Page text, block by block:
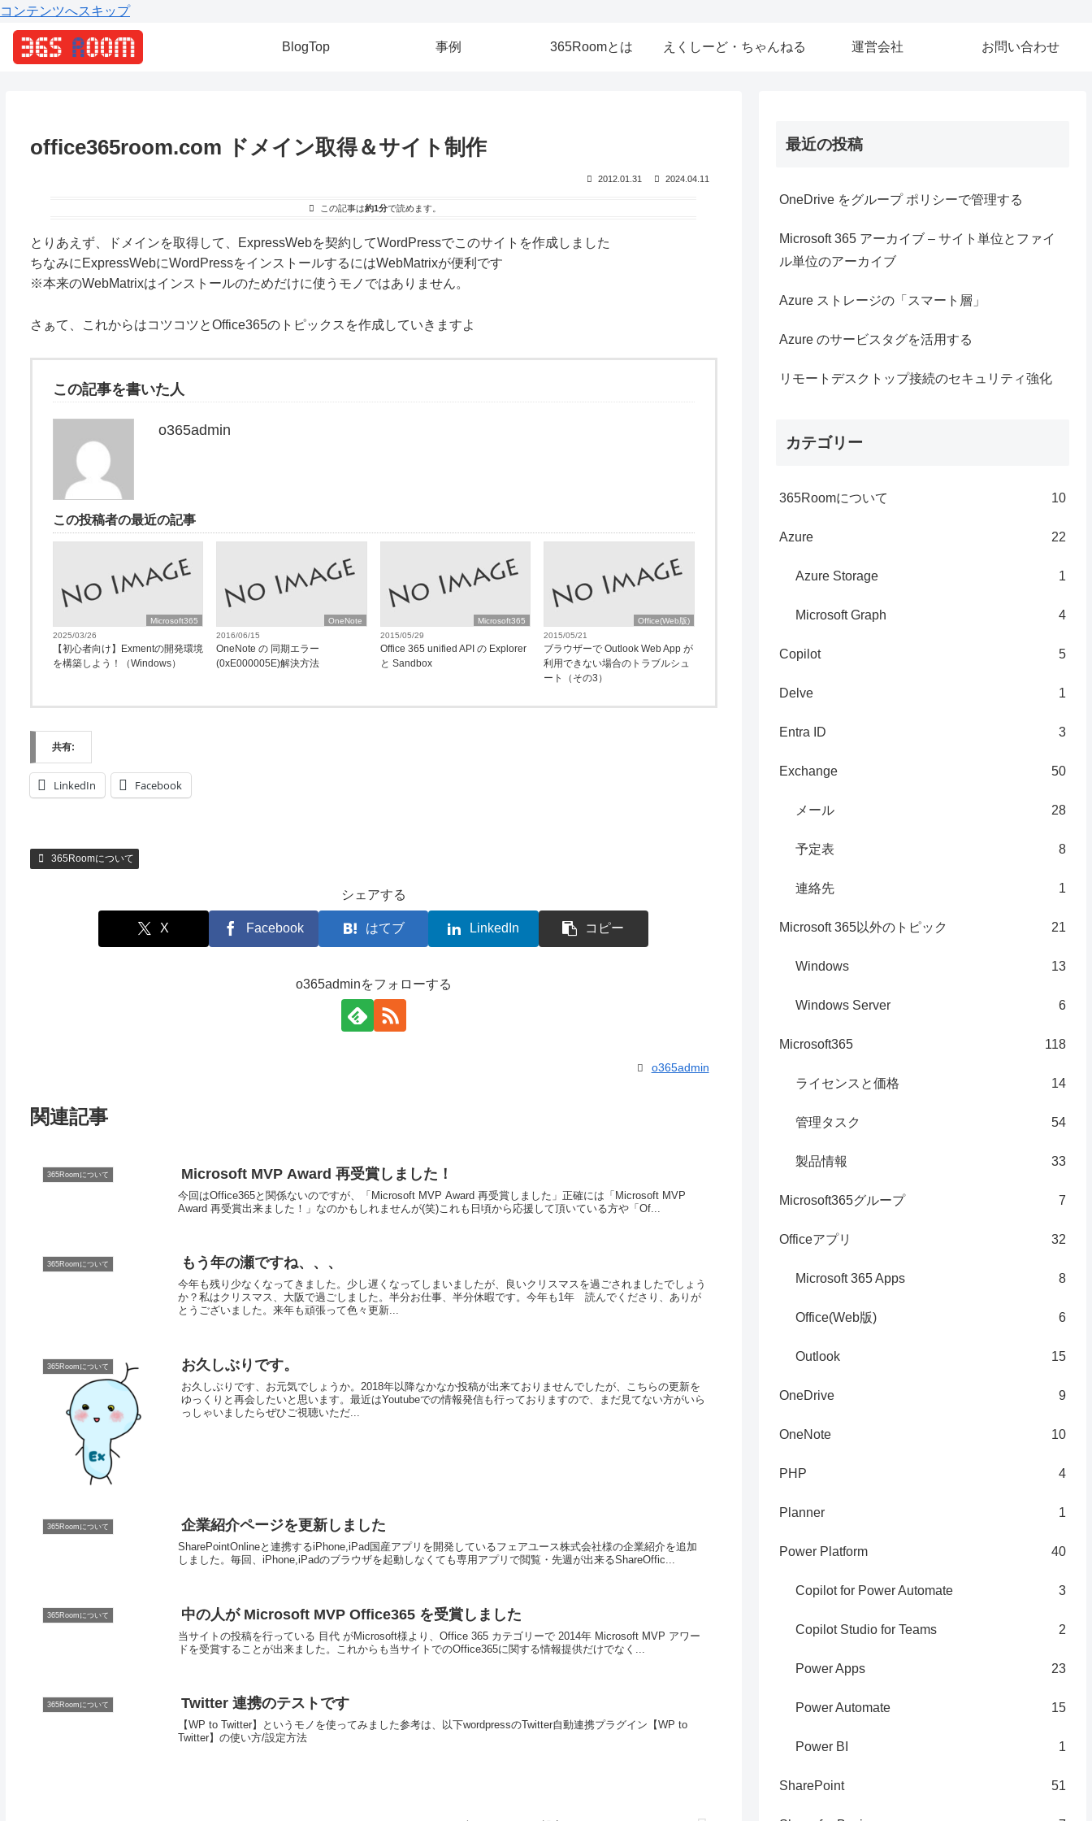
コンテンツへスキップ
BlogTop 事例 365Roomとは えくしーど・ちゃんねる 運営会社 お問い合わせ
office365room.com ドメイン取得＆サイト制作
2012.01.31 2024.04.11
この記事は約1分で読めます。
とりあえず、ドメインを取得して、ExpressWebを契約してWordPressでこのサイトを作成しました
ちなみにExpressWebにWordPressをインストールするにはWebMatrixが便利です
※本来のWebMatrixはインストールのためだけに使うモノではありません。
さぁて、これからはコツコツとOffice365のトピックスを作成していきますよ
この記事を書いた人
o365admin
この投稿者の最近の記事
Microsoft365
2025/03/26
【初心者向け】Exmentの開発環境
を構築しよう！（Windows）
OneNote
2016/06/15
OneNote の 同期エラー
(0xE000005E)解決方法
Microsoft365
2015/05/29
Office 365 unified API の Explorer
と Sandbox
Office(Web版)
2015/05/21
ブラウザーで Outlook Web App が
利用できない場合のトラブルシュ
ート（その3）
共有:
LinkedIn Facebook
365Roomについて
シェアする
X Facebook はてブ LinkedIn コピー
o365adminをフォローする
o365admin
関連記事
365Roomについて Microsoft MVP Award 再受賞しました！
今回はOffice365と関係ないのですが、「Microsoft MVP Award 再受賞しました」正確には「Microsoft MVP
Award 再受賞出来ました！」なのかもしれませんが(笑)これも日頃から応援して頂いている方や「Of...
365Roomについて もう年の瀬ですね、、、
今年も残り少なくなってきました。少し遅くなってしまいましたが、良いクリスマスを過ごされましたでしょう
か？私はクリスマス、大阪で過ごしました。半分お仕事、半分休暇です。今年も1年 読んでくださり、ありが
とうございました。来年も頑張って色々更新...
365Roomについて お久しぶりです。
お久しぶりです、お元気でしょうか。2018年以降なかなか投稿が出来ておりませんでしたが、こちらの更新を
ゆっくりと再会したいと思います。最近はYoutubeでの情報発信も行っておりますので、まだ見てない方がいら
っしゃいましたらぜひご視聴いただ...
365Roomについて 企業紹介ページを更新しました
SharePointOnlineと連携するiPhone,iPad国産アプリを開発しているフェアユース株式会社様の企業紹介を追加
しました。毎回、iPhone,iPadのブラウザを起動しなくても専用アプリで閲覧・先週が出来るShareOffic...
365Roomについて 中の人が Microsoft MVP Office365 を受賞しました
当サイトの投稿を行っている 目代 がMicrosoft様より、Office 365 カテゴリーで 2014年 Microsoft MVP アワー
ドを受賞することが出来ました。これからも当サイトでのOffice365に関する情報提供だけでなく...
365Roomについて Twitter 連携のテストです
【WP to Twitter】というモノを使ってみました参考は、以下wordpressのTwitter自動連携プラグイン【WP to
Twitter】の使い方/設定方法
最近の投稿
OneDrive をグループ ポリシーで管理する
Microsoft 365 アーカイブ – サイト単位とファイ
ル単位のアーカイブ
Azure ストレージの「スマート層」
Azure のサービスタグを活用する
リモートデスクトップ接続のセキュリティ強化
カテゴリー
365Roomについて 10
Azure 22
Azure Storage 1
Microsoft Graph 4
Copilot 5
Delve 1
Entra ID 3
Exchange 50
メール 28
予定表 8
連絡先 1
Microsoft 365以外のトピック 21
Windows 13
Windows Server 6
Microsoft365 118
ライセンスと価格 14
管理タスク 54
製品情報 33
Microsoft365グループ 7
Officeアプリ 32
Microsoft 365 Apps 8
Office(Web版) 6
Outlook 15
OneDrive 9
OneNote 10
PHP 4
Planner 1
Power Platform 40
Copilot for Power Automate 3
Copilot Studio for Teams 2
Power Apps 23
Power Automate 15
Power BI 1
SharePoint 51